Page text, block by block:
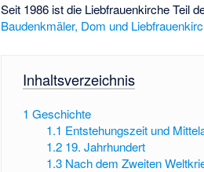
Seit 1986 ist die Liebfrauenkirche Teil
Baudenkmäler, Dom und
Inhaltsverzeichnis
1 Geschichte
1.1 Entstehungszeit und
1.2 19. Jahrhundert
1.3 Nach dem Zweiten